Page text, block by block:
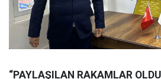
“PAYLAŞILAN RAKAMLAR